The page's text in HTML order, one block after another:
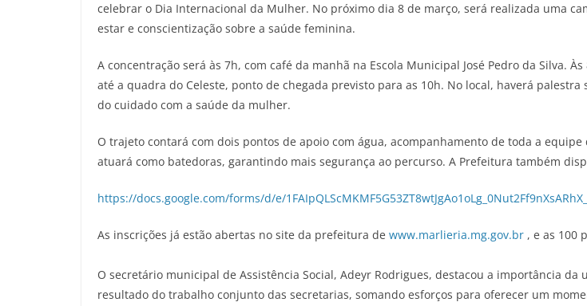
celebrar o Dia Internacional da Mulher. No próximo dia 8 de março, será realizada uma
estar e conscientização sobre a saúde feminina.
A concentração será às 7h, com café da manhã na Escola Municipal José Pedro da Silva.
até a quadra do Celeste, ponto de chegada previsto para as 10h. No local, haverá
do cuidado com a saúde da mulher.
O trajeto contará com dois pontos de apoio com água, acompanhamento de toda a
atuará como batedoras, garantindo mais segurança ao percurso. A Prefeitura também
https://docs.google.com/forms/d/e/
As inscrições já estão abertas no site da prefeitura de www.marlieria.mg.gov.br , e as 100
O secretário municipal de Assistência Social, Adeyr Rodrigues, destacou a importância da
resultado do trabalho conjunto das secretarias, somando esforços para oferecer um